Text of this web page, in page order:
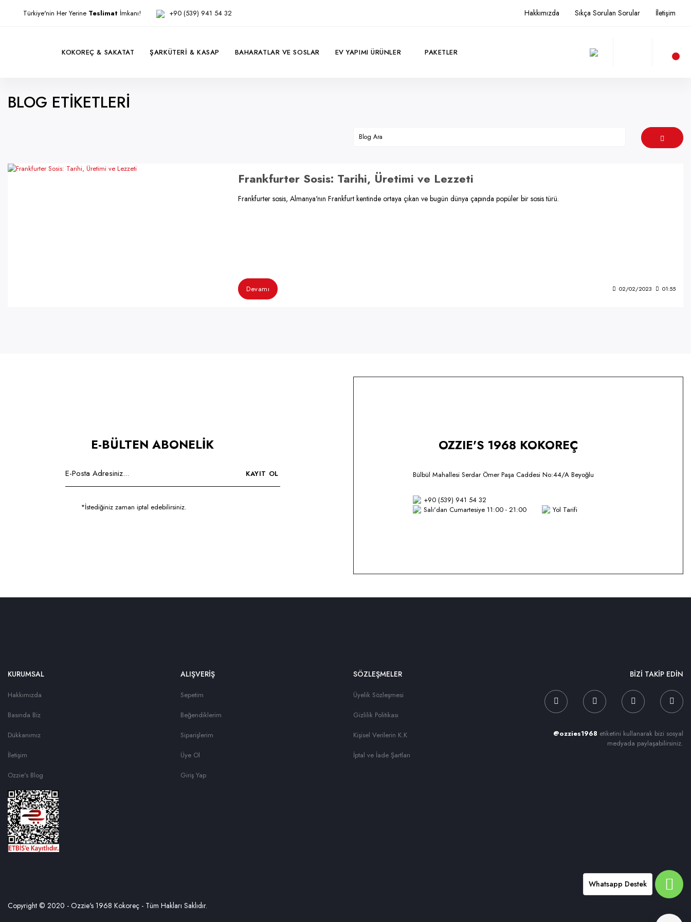
Türkiye'nin Her Yerine Teslimat İmkanı! +90 (539) 941 54 32 Hakkımızda Sıkça Sorulan Sorular İletişim
KOKOREÇ & SAKATAT ŞARKÜTERI & KASAP BAHARATLAR VE SOSLAR EV YAPIMI ÜRÜNLER PAKETLER
BLOG ETIKETLERI
Frankfurter Sosis: Tarihi, Üretimi ve Lezzeti
Frankfurter sosis, Almanya'nın Frankfurt kentinde ortaya çıkan ve bugün dünya çapında popüler bir sosis türü.
Devamı 02/02/2023 01:55
E-BÜLTEN ABONELİK
KAYIT OL
*İstediğiniz zaman iptal edebilirsiniz.
OZZIE'S 1968 KOKOREÇ
Bülbül Mahallesi Serdar Ömer Paşa Caddesi No:44/A Beyoğlu
+90 (539) 941 54 32
Salı'dan Cumartesiye 11:00 - 21:00
Yol Tarifi
KURUMSAL
Hakkımızda
Basında Biz
Dükkanımız
İletişim
Ozzie's Blog
ALIŞVERİŞ
Sepetim
Beğendiklerim
Siparişlerim
Üye Ol
Giriş Yap
SÖZLEŞMELER
Üyelik Sözleşmesi
Gizlilik Politikası
Kişisel Verilerin K.K
İptal ve İade Şartları
BİZİ TAKİP EDİN
@ozzies1968 etiketini kullanarak bizi sosyal
medyada paylaşabilirsiniz.
Copyright © 2020 - Ozzie's 1968 Kokoreç - Tüm Hakları Saklıdır.